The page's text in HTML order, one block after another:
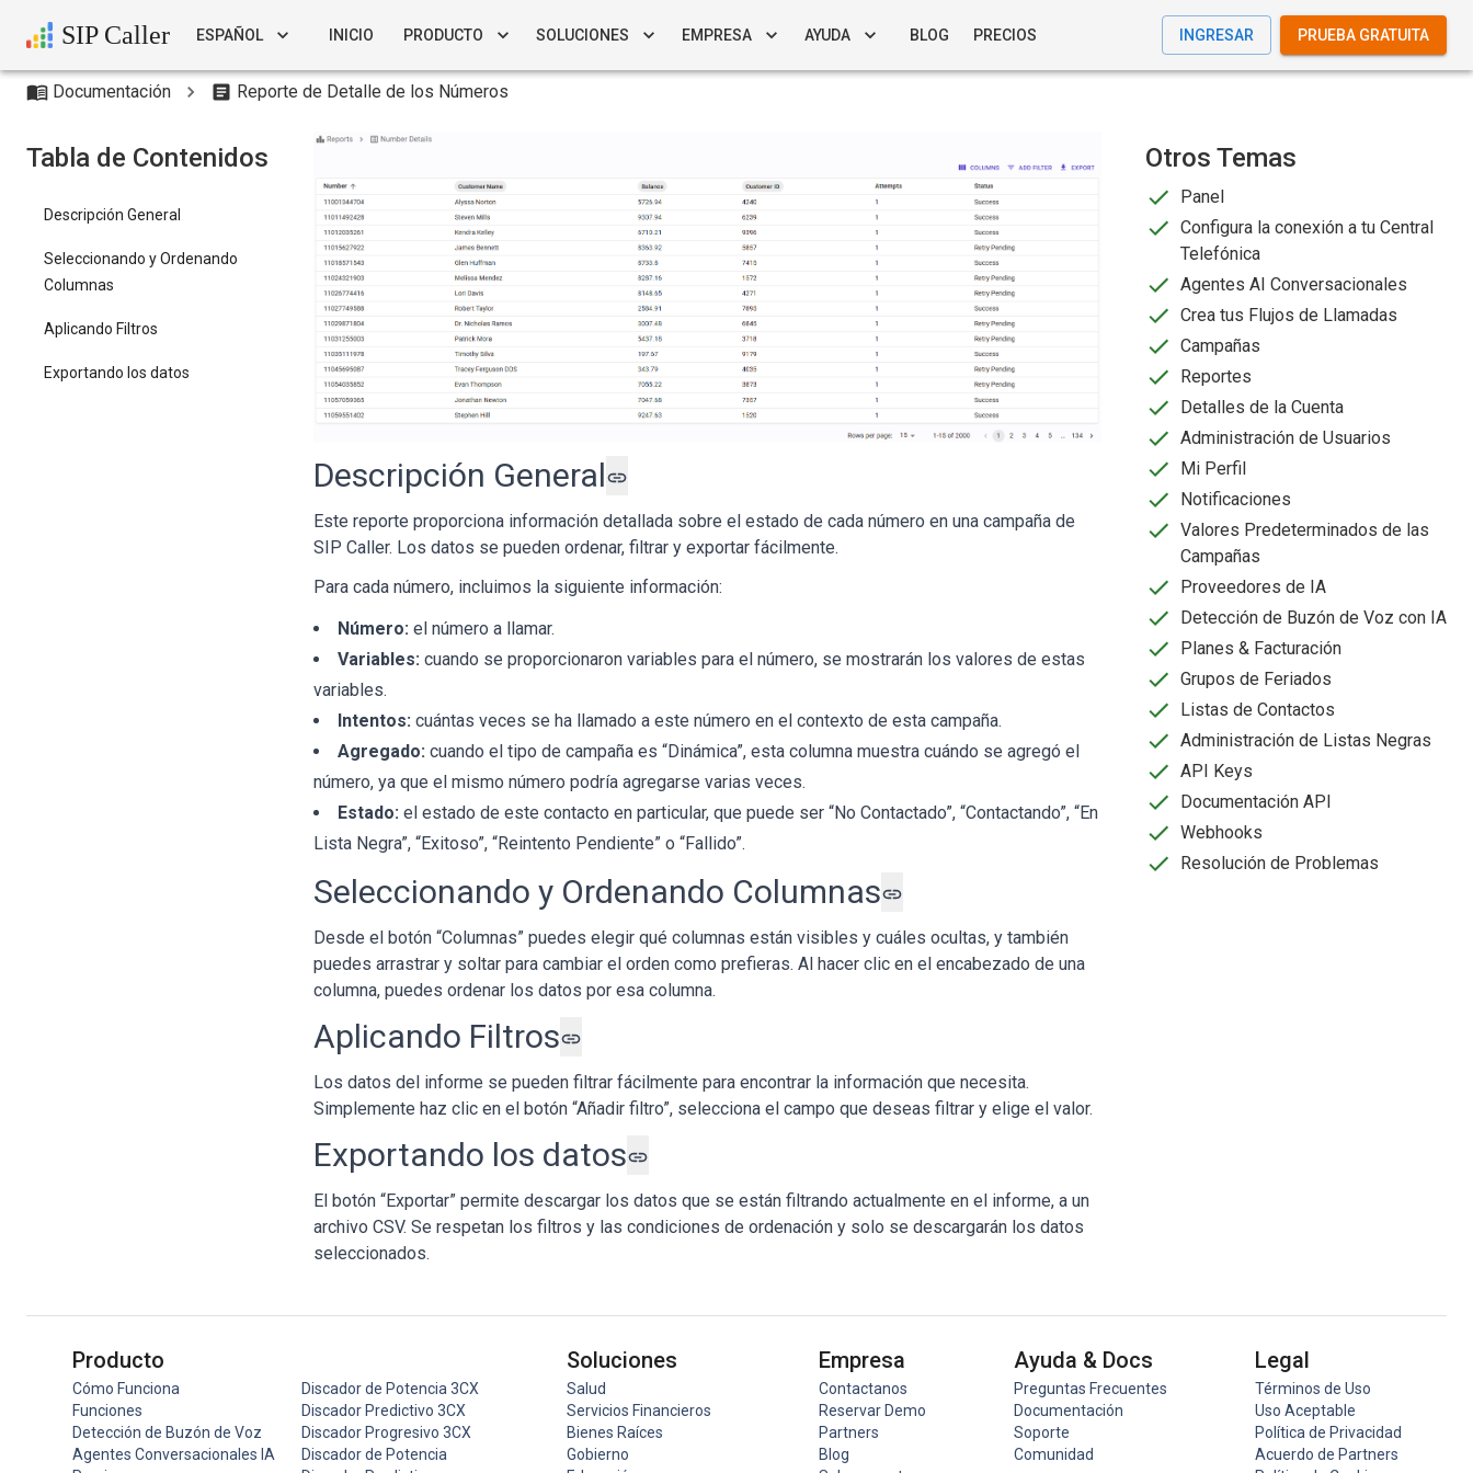
SIP Caller ESPAÑOL INICIO PRODUCTO SOLUCIONES EMPRESA AYUDA BLOG PRECIOS INGRESAR PRUEBA GRATUITA
Documentación Reporte de Detalle de los Números
Tabla de Contenidos
Descripción General
Seleccionando y Ordenando
Columnas
Aplicando Filtros
Exportando los datos
Descripción General
Este reporte proporciona información detallada sobre el estado de cada número en una campaña de
SIP Caller. Los datos se pueden ordenar, filtrar y exportar fácilmente.
Para cada número, incluimos la siguiente información:
Número: el número a llamar.
Variables: cuando se proporcionaron variables para el número, se mostrarán los valores de estas
variables.
Intentos: cuántas veces se ha llamado a este número en el contexto de esta campaña.
Agregado: cuando el tipo de campaña es “Dinámica”, esta columna muestra cuándo se agregó el
número, ya que el mismo número podría agregarse varias veces.
Estado: el estado de este contacto en particular, que puede ser “No Contactado”, “Contactando”, “En
Lista Negra”, “Exitoso”, “Reintento Pendiente” o “Fallido”.
Seleccionando y Ordenando Columnas
Desde el botón “Columnas” puedes elegir qué columnas están visibles y cuáles ocultas, y también
puedes arrastrar y soltar para cambiar el orden como prefieras. Al hacer clic en el encabezado de una
columna, puedes ordenar los datos por esa columna.
Aplicando Filtros
Los datos del informe se pueden filtrar fácilmente para encontrar la información que necesita.
Simplemente haz clic en el botón “Añadir filtro”, selecciona el campo que deseas filtrar y elige el valor.
Exportando los datos
El botón “Exportar” permite descargar los datos que se están filtrando actualmente en el informe, a un
archivo CSV. Se respetan los filtros y las condiciones de ordenación y solo se descargarán los datos
seleccionados.
Otros Temas
Panel
Configura la conexión a tu Central
Telefónica
Agentes AI Conversacionales
Crea tus Flujos de Llamadas
Campañas
Reportes
Detalles de la Cuenta
Administración de Usuarios
Mi Perfil
Notificaciones
Valores Predeterminados de las
Campañas
Proveedores de IA
Detección de Buzón de Voz con IA
Planes & Facturación
Grupos de Feriados
Listas de Contactos
Administración de Listas Negras
API Keys
Documentación API
Webhooks
Resolución de Problemas
Producto
Cómo Funciona
Funciones
Detección de Buzón de Voz
Agentes Conversacionales IA
Discador de Potencia 3CX
Discador Predictivo 3CX
Discador Progresivo 3CX
Discador de Potencia
Soluciones
Salud
Servicios Financieros
Bienes Raíces
Gobierno
Empresa
Contactanos
Reservar Demo
Partners
Blog
Ayuda & Docs
Preguntas Frecuentes
Documentación
Soporte
Comunidad
Legal
Términos de Uso
Uso Aceptable
Política de Privacidad
Acuerdo de Partners